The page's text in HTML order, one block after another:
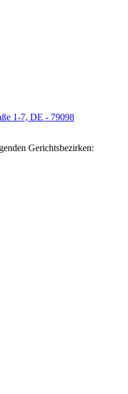
1-7, DE - 79098
Gerichtsbezirken: